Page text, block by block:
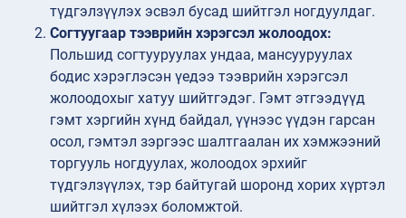
түдгэлзүүлэх эсвэл бусад шийтгэл ногдуулдаг.
Согтуугаар тээврийн хэрэгсэл жолоодох:
Польшид согтууруулах ундаа, мансууруулах
бодис хэрэглэсэн үедээ тээврийн хэрэгсэл
жолоодохыг хатуу шийтгэдэг. Гэмт этгээдүүд
гэмт хэргийн хүнд байдал, үүнээс үүдэн гарсан
осол, гэмтэл зэргээс шалтгаалан их хэмжээний
торгууль ногдуулах, жолоодох эрхийг
түдгэлзүүлэх, тэр байтугай шоронд хорих хүртэл
шийтгэл хүлээх боломжтой.